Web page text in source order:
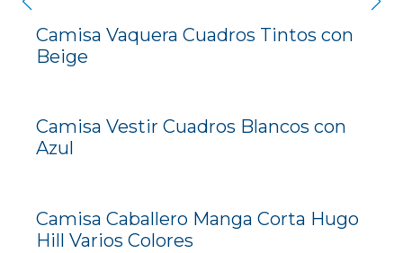
Camisa Vaquera Cuadros Tintos con
Beige
Camisa Vestir Cuadros Blancos con
Azul
Camisa Caballero Manga Corta Hugo
Hill Varios Colores